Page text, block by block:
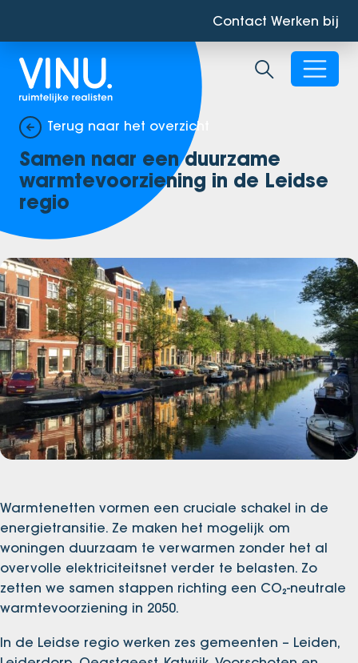
Contact Werken bij
Zoekbalk
Terug naar het overzicht
Samen naar een duurzame
warmtevoorziening in de Leidse
regio
Warmtenetten vormen een cruciale schakel in de
energietransitie. Ze maken het mogelijk om
woningen duurzaam te verwarmen zonder het al
overvolle elektriciteitsnet verder te belasten. Zo
zetten we samen stappen richting een CO₂-neutrale
warmtevoorziening in 2050.
In de Leidse regio werken zes gemeenten – Leiden,